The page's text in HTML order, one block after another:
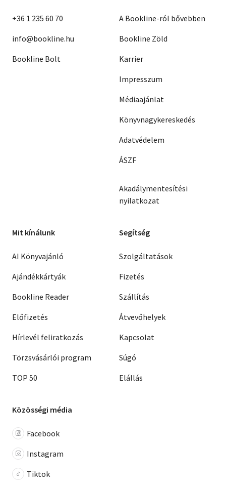
+36 1 235 60 70
info@bookline.hu
Bookline Bolt
A Bookline-ról bővebben
Bookline Zöld
Karrier
Impresszum
Médiaajánlat
Könyvnagykereskedés
Adatvédelem
ÁSZF
Akadálymentesítési
nyilatkozat
Mit kínálunk
AI Könyvajánló
Ajándékkártyák
Bookline Reader
Előfizetés
Hírlevél feliratkozás
Törzsvásárlói program
TOP 50
Segítség
Szolgáltatások
Fizetés
Szállítás
Átvevőhelyek
Kapcsolat
Súgó
Elállás
Közösségi média
Facebook
Instagram
Tiktok